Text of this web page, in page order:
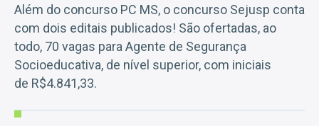
Além do concurso PC MS, o concurso Sejusp conta
com dois editais publicados! São ofertadas, ao
todo, 70 vagas para Agente de Segurança
Socioeducativa, de nível superior, com iniciais
de R$4.841,33.